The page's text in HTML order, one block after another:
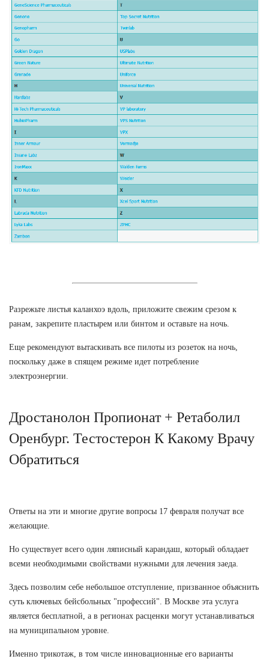
Разрежьте листья каланхоэ вдоль, приложите свежим срезом к
ранам, закрепите пластырем или бинтом и оставьте на ночь.
Еще рекомендуют вытаскивать все пилоты из розеток на ночь,
поскольку даже в спящем режиме идет потребление
электроэнергии.
Дростанолон Пропионат + Ретаболил
Оренбург. Тестостерон К Какому Врачу
Обратиться
Ответы на эти и многие другие вопросы 17 февраля получат все
желающие.
Но существует всего один ляписный карандаш, который обладает
всеми необходимыми свойствами нужными для лечения заеда.
Здесь позволим себе небольшое отступление, призванное объяснить
суть ключевых бейсбольных "профессий". В Москве эта услуга
является бесплатной, а в регионах расценки могут устанавливаться
на муниципальном уровне.
Именно трикотаж, в том числе инновационные его варианты